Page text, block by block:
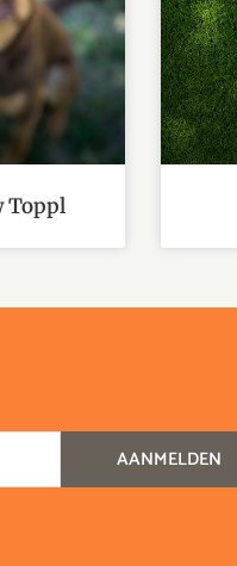
Toppl
AANMELDEN